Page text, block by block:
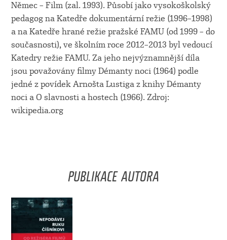
Němec – Film (zal. 1993). Působí jako vysokoškolský
pedagog na Katedře dokumentární režie (1996–1998)
a na Katedře hrané režie pražské FAMU (od 1999 – do
současnosti), ve školním roce 2012–2013 byl vedoucí
Katedry režie FAMU. Za jeho nejvýznamnější díla
jsou považovány filmy Démanty noci (1964) podle
jedné z povídek Arnošta Lustiga z knihy Démanty
noci a O slavnosti a hostech (1966). Zdroj:
wikipedia.org
PUBLIKACE AUTORA